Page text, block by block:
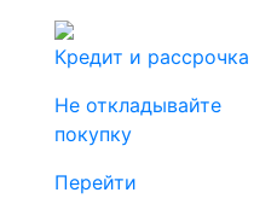
Кредит и рассрочка
Не откладывайте
покупку
Перейти